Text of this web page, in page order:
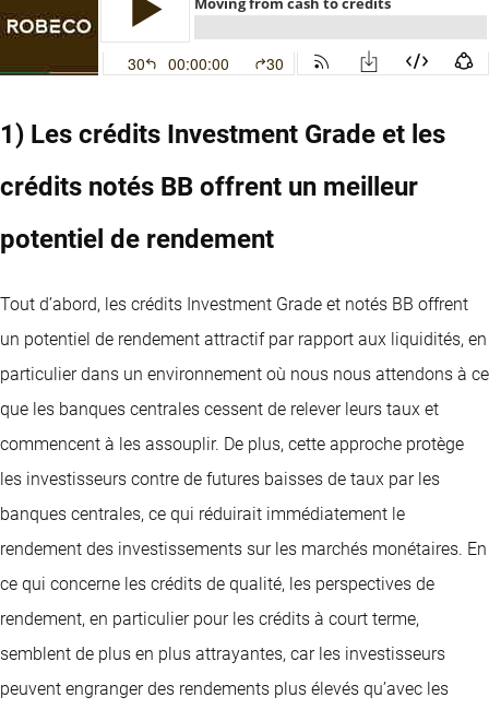
1) Les crédits Investment Grade et les
crédits notés BB offrent un meilleur
potentiel de rendement
Tout d’abord, les crédits Investment Grade et notés BB offrent
un potentiel de rendement attractif par rapport aux liquidités, en
particulier dans un environnement où nous nous attendons à ce
que les banques centrales cessent de relever leurs taux et
commencent à les assouplir. De plus, cette approche protège
les investisseurs contre de futures baisses de taux par les
banques centrales, ce qui réduirait immédiatement le
rendement des investissements sur les marchés monétaires. En
ce qui concerne les crédits de qualité, les perspectives de
rendement, en particulier pour les crédits à court terme,
semblent de plus en plus attrayantes, car les investisseurs
peuvent engranger des rendements plus élevés qu’avec les